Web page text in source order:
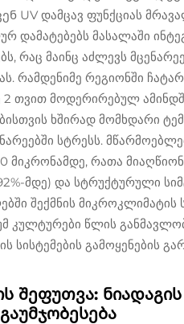
დამცავ ფუნქციას
დამატებებს მასალაში
რაც მაინც აძლევს
რეგიონში
თვით მოდერირებულ
ხშირად მომხდარი
სტრესს.
რათა მიაღწიონ
მდე) და სტრუქტურული
შექმნის
კულტურები წლის
გამოყენების
შეფუთვა: